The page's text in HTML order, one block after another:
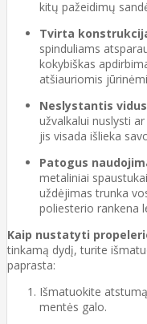
kitų pažeidimų
Tvirta
spinduliams
kokybiškas
atšiauriomis
Neslystantis
užvalkalui nuslysti
jis visada išlieka
Patogus
metaliniai
uždėjimas trunka
poliesterio rankena
Kaip nustatyti
tinkamą dydį, turite
paprasta:
Išmatuokite
mentės galo.